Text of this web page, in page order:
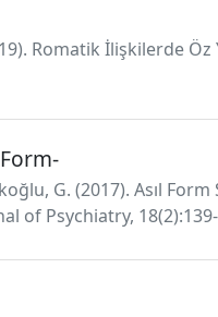
Romatik İlişkilerde
G. (2017). Asıl
of Psychiatry,